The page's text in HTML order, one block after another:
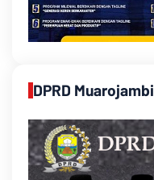
DPRD Muarojambi